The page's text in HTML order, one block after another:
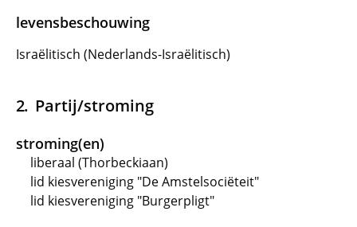
levensbeschouwing
Israëlitisch (Nederlands-Israëlitisch)
Partij/stroming
stroming(en)
liberaal (Thorbeckiaan)
lid kiesvereniging "De Amstelsociëteit"
lid kiesvereniging "Burgerpligt"